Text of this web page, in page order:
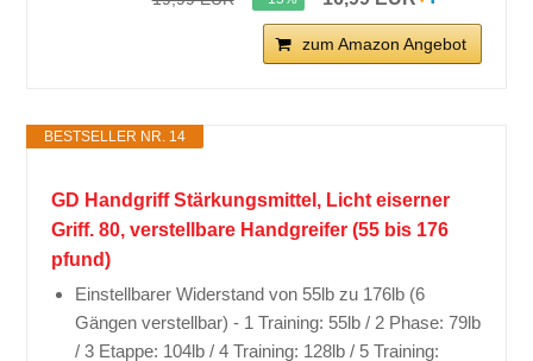
zum Amazon Angebot
BESTSELLER NR. 14
GD Handgriff Stärkungsmittel, Licht eiserner
Griff. 80, verstellbare Handgreifer (55 bis 176
pfund)
Einstellbarer Widerstand von 55lb zu 176lb (6
Gängen verstellbar) - 1 Training: 55lb / 2 Phase: 79lb
/ 3 Etappe: 104lb / 4 Training: 128lb / 5 Training: